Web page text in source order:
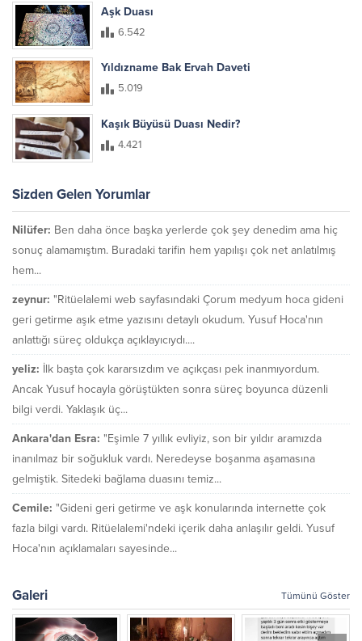
Aşk Duası
6.542
Yıldızname Bak Ervah Daveti
5.019
Kaşık Büyüsü Duası Nedir?
4.421
Sizden Gelen Yorumlar
Nilüfer: Ben daha önce başka yerlerde çok şey denedim ama hiç
sonuç alamamıştım. Buradaki tarifin hem yapılışı çok net anlatılmış
hem...
zeynur: "Ritüelalemi web sayfasındaki Çorum medyum hoca gideni
geri getirme aşık etme yazısını detaylı okudum. Yusuf Hoca'nın
anlattığı süreç oldukça açıklayıcıydı....
yeliz: İlk başta çok kararsızdım ve açıkçası pek inanmıyordum.
Ancak Yusuf hocayla görüştükten sonra süreç boyunca düzenli
bilgi verdi. Yaklaşık üç...
Ankara'dan Esra: "Eşimle 7 yıllık evliyiz, son bir yıldır aramızda
inanılmaz bir soğukluk vardı. Neredeyse boşanma aşamasına
gelmiştik. Sitedeki bağlama duasını temiz...
Cemile: "Gideni geri getirme ve aşk konularında internette çok
fazla bilgi vardı. Ritüelalemi'ndeki içerik daha anlaşılır geldi. Yusuf
Hoca'nın açıklamaları sayesinde...
Galeri Tümünü Göster